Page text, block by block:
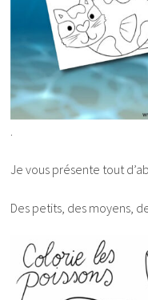
Je vous présente tout
Des petits, des moyens,